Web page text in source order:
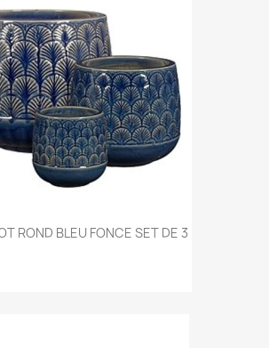
ROND BLEU FONCE SET DE 3